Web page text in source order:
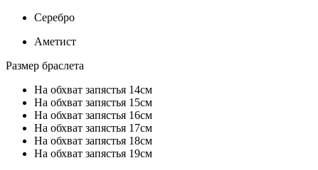
Серебро
Аметист
Размер браслета
На обхват запястья 14см
На обхват запястья 15см
На обхват запястья 16см
На обхват запястья 17см
На обхват запястья 18см
На обхват запястья 19см